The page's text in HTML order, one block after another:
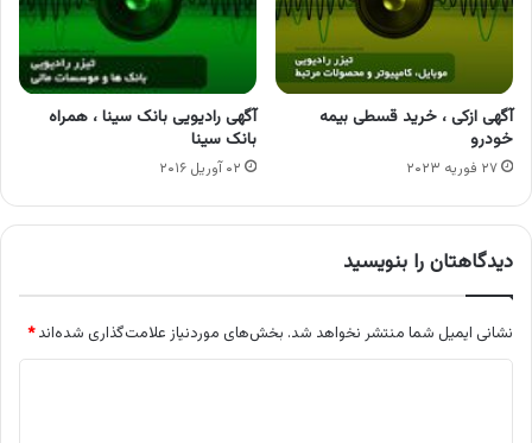
آگهی ازکی ، خرید قسطی بیمه
خودرو
۲۷ فوریه ۲۰۲۳
آگهی رادیویی بانک سینا ، همراه
بانک سینا
۰۲ آوریل ۲۰۱۶
دیدگاهتان را بنویسید
نشانی ایمیل شما منتشر نخواهد شد. بخش‌های موردنیاز علامت‌گذاری شده‌اند*